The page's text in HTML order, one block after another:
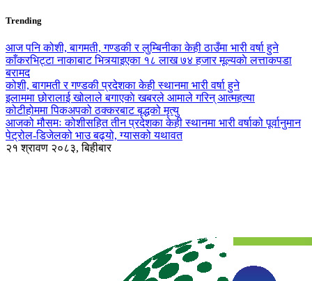
Trending
आज पनि कोशी, बागमती, गण्डकी र लुम्बिनीका केही ठाउँमा भारी वर्षा हुने
काँकरभिट्टा नाकाबाट भित्र्याइएका १८ लाख ७४ हजार मूल्यकाे लत्ताकपडा
बरामद
कोशी, बागमती र गण्डकी प्रदेशका केही स्थानमा भारी वर्षा हुने
इलाममा छोरालाई खोलाले बगाएकाे खबरले आमाले गरिन् आत्महत्या
कोटीहोममा पिकअपको ठक्करबाट बृद्धको मृत्यु
आजको मौसमः कोशीसहित तीन प्रदेशका केही स्थानमा भारी वर्षाको पूर्वानुमान
पेट्रोल-डिजेलको भाउ बढ्यो, ग्यासको यथावत
२१ श्रावण २०८३, बिहीबार